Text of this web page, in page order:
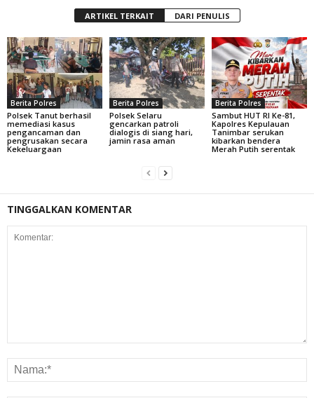
ARTIKEL TERKAIT DARI PENULIS
Berita Polres
Polsek Tanut berhasil
memediasi kasus
pengancaman dan
pengrusakan secara
Kekeluargaan
Berita Polres
Polsek Selaru
gencarkan patroli
dialogis di siang hari,
jamin rasa aman
Berita Polres
Sambut HUT RI Ke-81,
Kapolres Kepulauan
Tanimbar serukan
kibarkan bendera
Merah Putih serentak
TINGGALKAN KOMENTAR